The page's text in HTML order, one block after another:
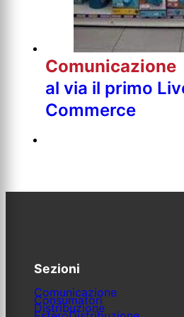
Comunicazione
al via il primo
Commerce
Sezioni
Comunicazione
Consumatori
Distribuzione